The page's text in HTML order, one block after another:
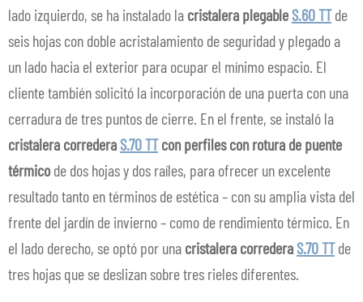
lado izquierdo, se ha instalado la cristalera plegable S.60 TTde
seis hojas con doble acristalamiento de seguridad y plegado a
un lado hacia el exterior para ocupar el mínimo espacio. El
cliente también solicitó la incorporación de una puerta con una
cerradura de tres puntos de cierre. En el frente, se instaló la
cristalera corredera S.70 TTcon perfiles con rotura de puente
térmico de dos hojas y dos raíles, para ofrecer un excelente
resultado tanto en términos de estética – con su amplia vista del
frente del jardín de invierno – como de rendimiento térmico. En
el lado derecho, se optó por una cristalera corredera S.70 TTde
tres hojas que se deslizan sobre tres rieles diferentes.